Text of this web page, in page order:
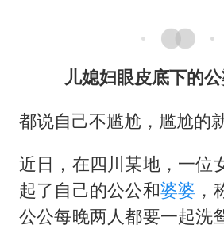
儿媳妇眼皮底下的
都说自己不尴尬，尴尬的
近日，在四川某地，一位
起了自己的公公和婆婆
公公每晚两人都要一起洗